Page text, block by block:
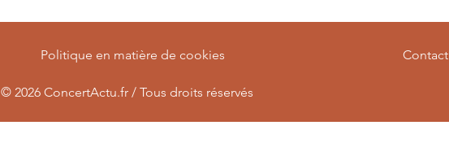
personnelles, politiques et sonores.
Politique en matière de cookies Contact
© 2026 ConcertActu.fr / Tous droits réservés